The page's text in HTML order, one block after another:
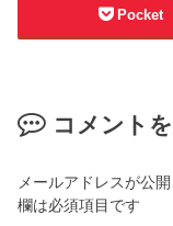
Pocket
コメント
メールアドレスが公
欄は必須項目です